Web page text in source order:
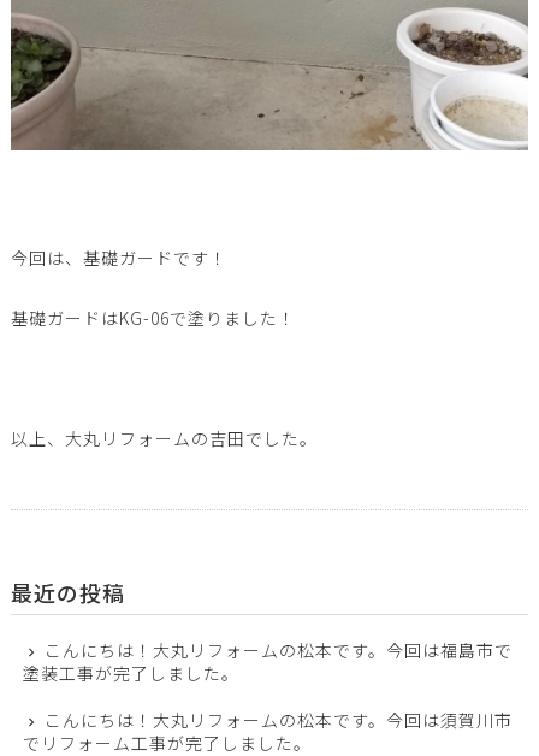
今回は、基礎ガードです！
基礎ガードはKG-06で塗りました！
以上、大丸リフォームの吉田でした。
最近の投稿
こんにちは！大丸リフォームの松本です。今回は福島市で
塗装工事が完了しました。
こんにちは！大丸リフォームの松本です。今回は須賀川市
でリフォーム工事が完了しました。